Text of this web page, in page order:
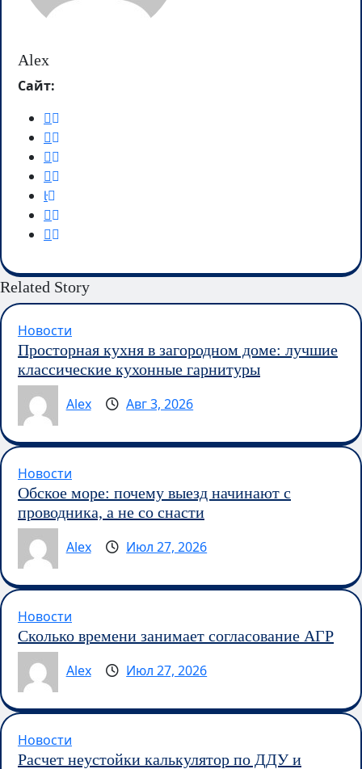
Alex
Сайт:
Related Story
Новости
Просторная кухня в загородном доме: лучшие
классические кухонные гарнитуры
Alex
Авг 3, 2026
Новости
Обское море: почему выезд начинают с
проводника, а не со снасти
Alex
Июл 27, 2026
Новости
Сколько времени занимает согласование АГР
Alex
Июл 27, 2026
Новости
Расчет неустойки калькулятор по ДДУ и